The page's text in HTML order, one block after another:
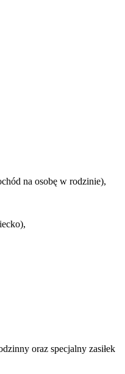
na osobę w rodzinie),
oraz specjalny zasiłek